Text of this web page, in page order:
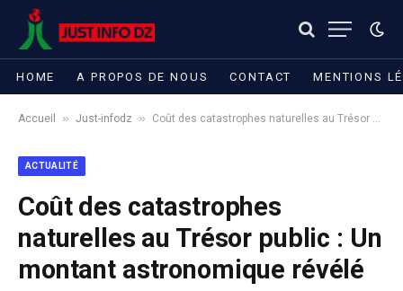
HOME A PROPOS DE NOUS CONTACT MENTIONS
Accueil » Just-infodz » Coût des catastrophes naturelles au Trésor public : Un montant astronomique révélé
ACTUALITÉ
Coût des catastrophes
naturelles au Trésor public : Un
montant astronomique révélé